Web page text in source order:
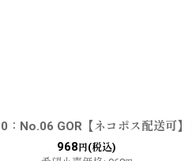
：No.06 GOR【ネコポス配送可】
968 円(税込)